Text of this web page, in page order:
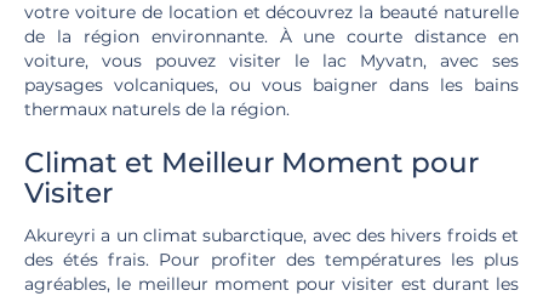
votre voiture de location et découvrez la beauté naturelle
de la région environnante. À une courte distance en
voiture, vous pouvez visiter le lac Myvatn, avec ses
paysages volcaniques, ou vous baigner dans les bains
thermaux naturels de la région.
Climat et Meilleur Moment pour
Visiter
Akureyri a un climat subarctique, avec des hivers froids et
des étés frais. Pour profiter des températures les plus
agréables, le meilleur moment pour visiter est durant les